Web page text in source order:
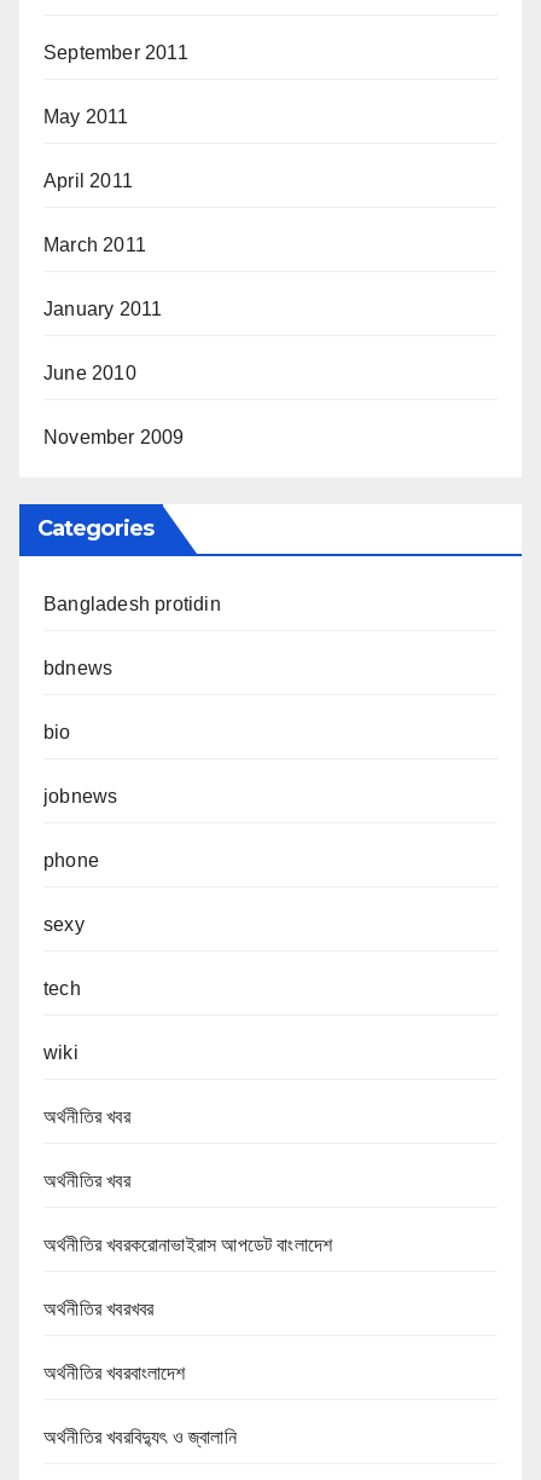
September 2011
May 2011
April 2011
March 2011
January 2011
June 2010
November 2009
Categories
Bangladesh protidin
bdnews
bio
jobnews
phone
sexy
tech
wiki
অর্থনীতির খবর
অর্থনীতির খবর
অর্থনীতির খবরকরোনাভাইরাস আপডেট বাংলাদেশ
অর্থনীতির খবরখবর
অর্থনীতির খবরবাংলাদেশ
অর্থনীতির খবরবিদ্যুৎ ও জ্বালানি